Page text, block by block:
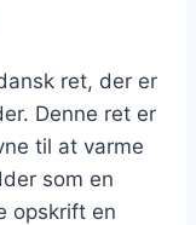
ret, der er
Denne ret er
til at varme
som en
opskrift en